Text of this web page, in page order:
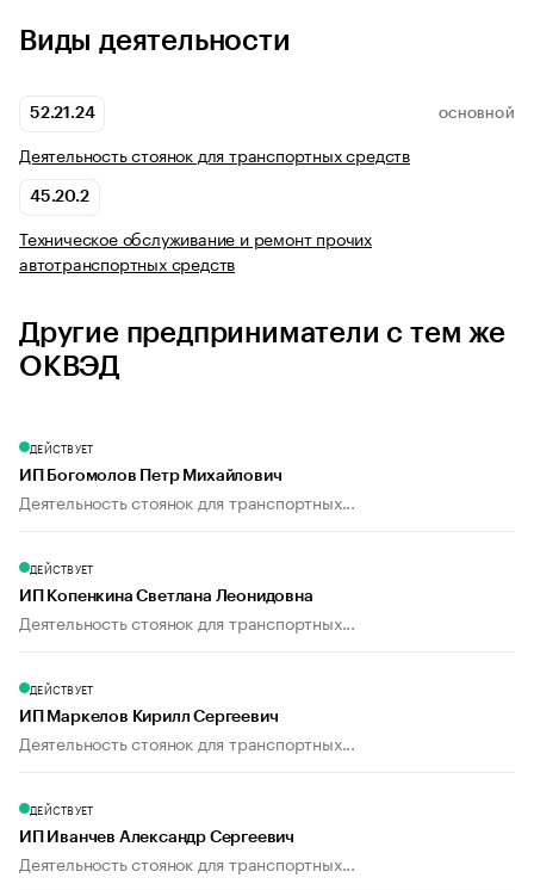
Виды деятельности
52.21.24 ОСНОВНОЙ
Деятельность стоянок для транспортных средств
45.20.2
Техническое обслуживание и ремонт прочих
автотранспортных средств
Другие предприниматели с тем же
ОКВЭД
ДЕЙСТВУЕТ
ИП Богомолов Петр Михайлович
Деятельность стоянок для транспортных...
ДЕЙСТВУЕТ
ИП Копенкина Светлана Леонидовна
Деятельность стоянок для транспортных...
ДЕЙСТВУЕТ
ИП Маркелов Кирилл Сергеевич
Деятельность стоянок для транспортных...
ДЕЙСТВУЕТ
ИП Иванчев Александр Сергеевич
Деятельность стоянок для транспортных...